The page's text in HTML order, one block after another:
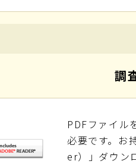
調
PDFファイ
必要です。お
er）」ダウン